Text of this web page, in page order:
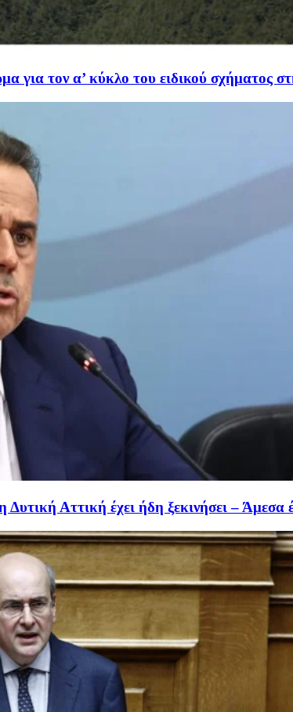
για τον α’ κύκλο του ειδικού σχήματος
Αττική έχει ήδη ξεκινήσει –